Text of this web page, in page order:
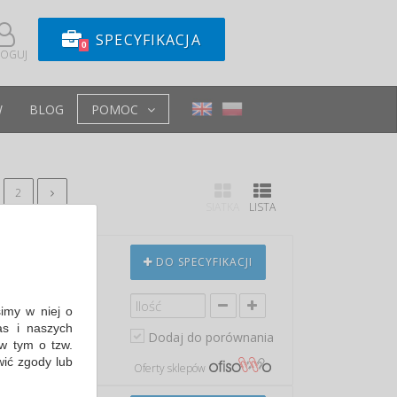
0 SPECYFIKACJA
BLOG POMOC
2
LISTA
z tektury o
PLN
DO SPECYFIKACJI
Dodaj do porównania
Oferty sklepów
w niej o
i naszych
tym o tzw.
zgody lub